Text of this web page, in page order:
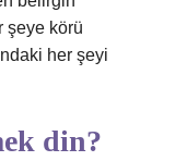
şeye körü
her şeyi
din?